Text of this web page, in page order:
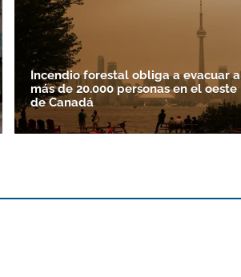
Incendio forestal obliga a evacuar a
más de 20.000 personas en el oeste
de Canadá